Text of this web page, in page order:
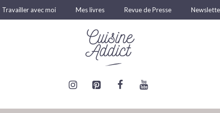
Travailler avec moi Mes livres Revue de Presse